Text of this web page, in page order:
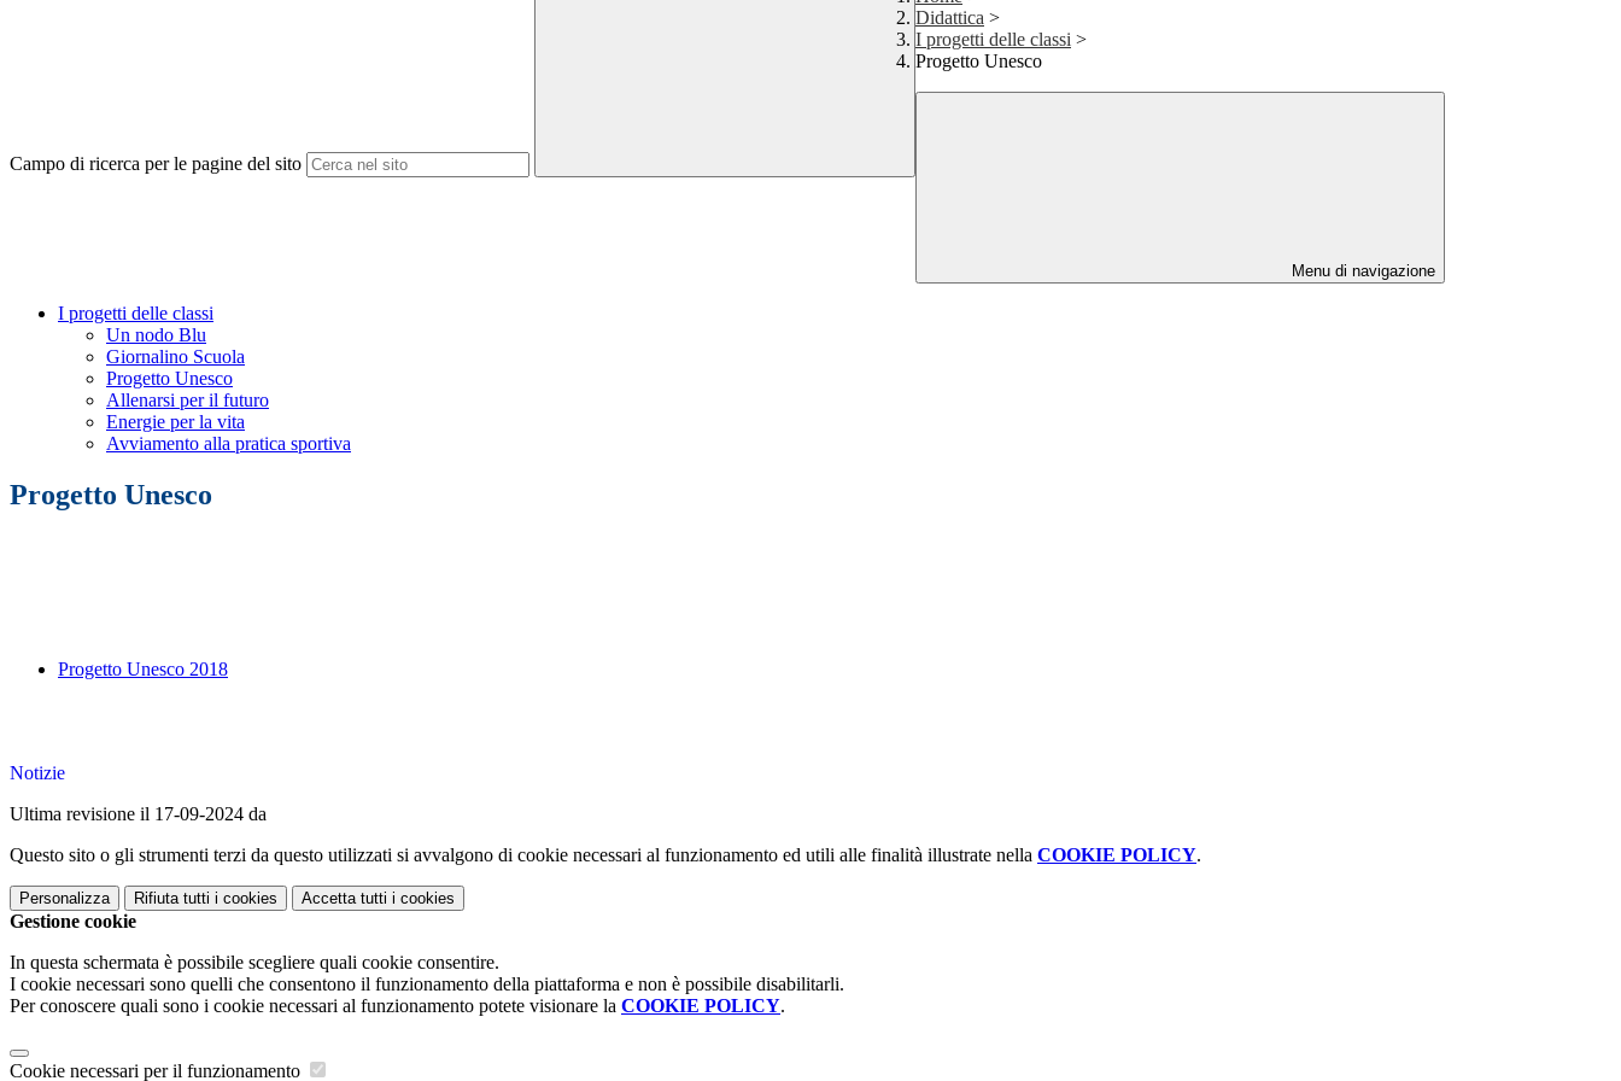
Campo di ricerca per le pagine del sito
Didattica >
I progetti delle classi >
Progetto Unesco
Menu di navigazione
I progetti delle classi
Un nodo Blu
Giornalino Scuola
Progetto Unesco
Allenarsi per il futuro
Energie per la vita
Avviamento alla pratica sportiva
Progetto Unesco
Progetto Unesco 2018
Notizie
Ultima revisione il 17-09-2024 da
Questo sito o gli strumenti terzi da questo utilizzati si avvalgono di cookie necessari al funzionamento ed utili alle finalità illustrate nella COOKIE POLICY.
Personalizza Rifiuta tutti i cookies Accetta tutti i cookies
Gestione cookie
In questa schermata è possibile scegliere quali cookie consentire.
I cookie necessari sono quelli che consentono il funzionamento della piattaforma e non è possibile disabilitarli.
Per conoscere quali sono i cookie necessari al funzionamento potete visionare la COOKIE POLICY.
Cookie necessari per il funzionamento